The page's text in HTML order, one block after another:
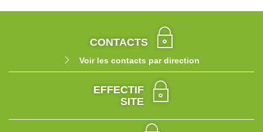
CONTACTS
Voir les contacts par direction
EFFECTIF
SITE